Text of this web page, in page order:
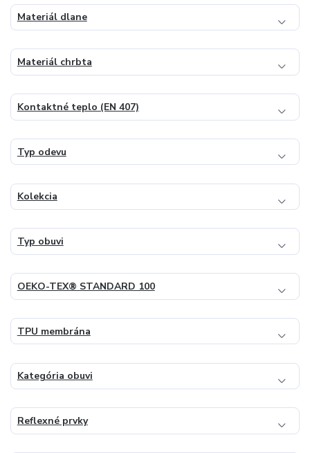
Materiál dlane
Materiál chrbta
Kontaktné teplo (EN 407)
Typ odevu
Kolekcia
Typ obuvi
OEKO-TEX® STANDARD 100
TPU membrána
Kategória obuvi
Reflexné prvky